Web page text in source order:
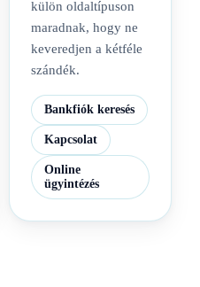
külön oldaltípuson
maradnak, hogy ne
keveredjen a kétféle
szándék.
Bankfiók keresés
Kapcsolat
Online
ügyintézés